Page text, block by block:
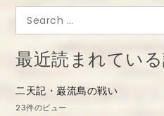
ゲ
ー
シ
ョ
ン
Search
for:
最近読まれてい
二天記・巌流島の戦い
23件のビュー